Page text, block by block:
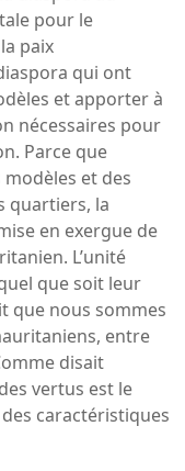
pour le
paix
qui ont
et apporter à
nécessaires pour
Parce que
et des
quartiers, la
en exergue de
L’unité
que soit leur
que nous sommes
entre
disait
vertus est le
caractéristiques